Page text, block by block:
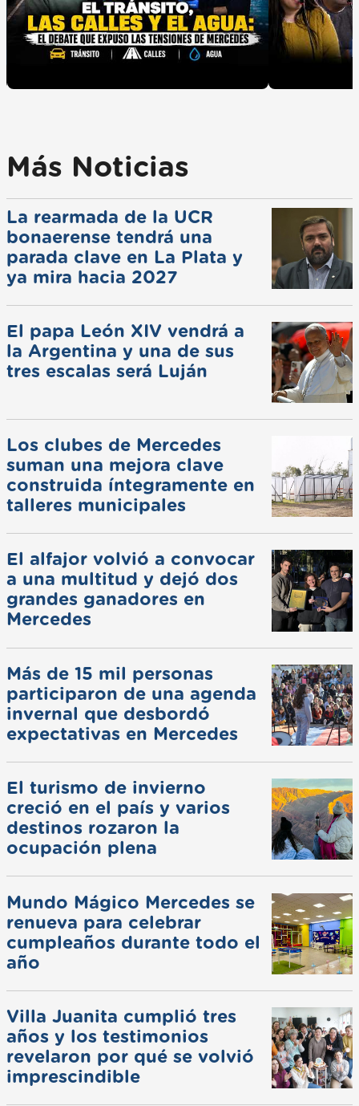
Más Noticias
La rearmada de la UCR
bonaerense tendrá una
parada clave en La Plata y
ya mira hacia 2027
El papa León XIV vendrá a
la Argentina y una de sus
tres escalas será Luján
Los clubes de Mercedes
suman una mejora clave
construida íntegramente en
talleres municipales
El alfajor volvió a convocar
a una multitud y dejó dos
grandes ganadores en
Mercedes
Más de 15 mil personas
participaron de una agenda
invernal que desbordó
expectativas en Mercedes
El turismo de invierno
creció en el país y varios
destinos rozaron la
ocupación plena
Mundo Mágico Mercedes se
renueva para celebrar
cumpleaños durante todo el
año
Villa Juanita cumplió tres
años y los testimonios
revelaron por qué se volvió
imprescindible